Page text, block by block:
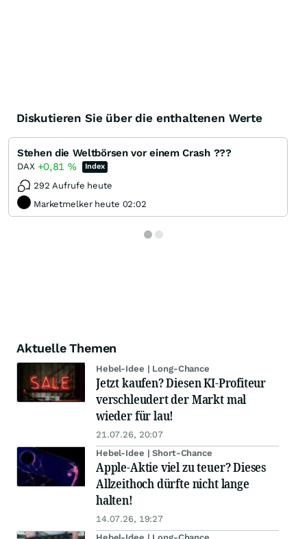
Diskutieren Sie über die enthaltenen Werte
Stehen die Weltbörsen vor einem Crash ???
DAX +0,81 % Index
292 Aufrufe heute
Marketmelker heute 02:02
Aktuelle Themen
Hebel-Idee | Long-Chance
Jetzt kaufen? Diesen KI-Profiteur
verschleudert der Markt mal
wieder für lau!
21.07.26, 20:07
Hebel-Idee | Short-Chance
Apple-Aktie viel zu teuer? Dieses
Allzeithoch dürfte nicht lange
halten!
14.07.26, 19:27